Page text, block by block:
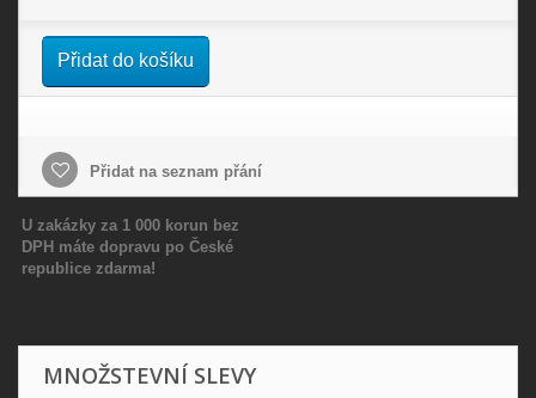
Přidat do košíku
Přidat na seznam přání
U zakázky za 1 000 korun bez
DPH máte dopravu po České
republice zdarma!
MNOŽSTEVNÍ SLEVY